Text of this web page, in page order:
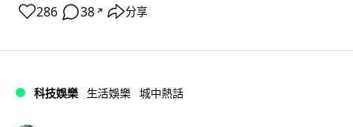
286 38 ↗ 分享
科技娛樂 生活娛樂 城中熱話